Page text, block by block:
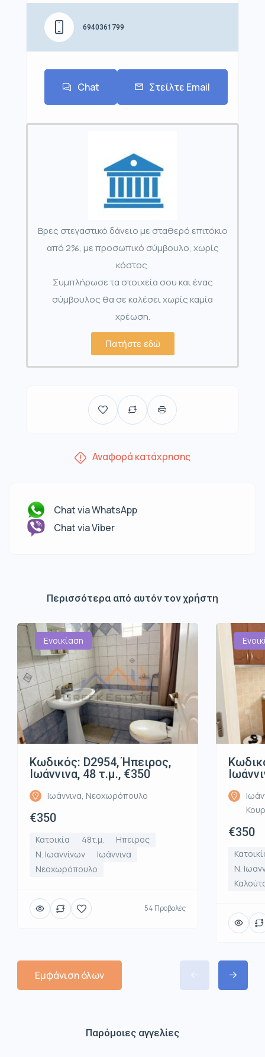
6940361799
Chat Στείλτε Email
Βρες στεγαστικό δάνειο με σταθερό επιτόκιο
από 2%, με προσωπικό σύμβουλο, χωρίς
κόστος.
Συμπλήρωσε τα στοιχεία σου και ένας
σύμβουλος θα σε καλέσει χωρίς καμία
χρέωση.
Πατήστε εδώ
Αναφορά κατάχρησης
Chat via WhatsApp
Chat via Viber
Περισσότερα από αυτόν τον χρήστη
Ενοικίαση
Κωδικός: D2954, Ήπειρος,
Ιωάννινα, 48 τ.μ., €350
Ιωάννινα, Νεοχωρόπουλο
€350
Κατοικία 48τ.μ.
Ηπειρος
Ν. Ιωαννίνων
Ιωάννινα
Νεοχωρόπουλο
54 Προβολές
€350
Ν.
Εμφάνιση όλων
Παρόμοιες αγγελίες